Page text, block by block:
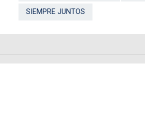
SIEMPRE JUNTOS